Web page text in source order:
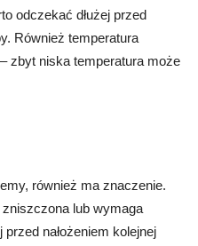
odczekać dłużej przed
Również temperatura
zbyt niska temperatura może
również ma znaczenie.
lub wymaga
nałożeniem kolejnej